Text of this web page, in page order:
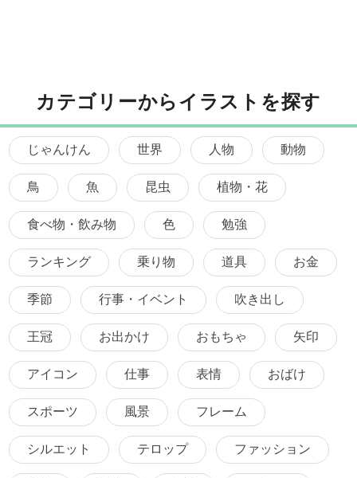
カテゴリーからイラストを探す
じゃんけん 世界 人物 動物
鳥 魚 昆虫 植物・花
食べ物・飲み物 色 勉強
ランキング 乗り物 道具 お金
季節 行事・イベント 吹き出し
王冠 お出かけ おもちゃ 矢印
アイコン 仕事 表情 おばけ
スポーツ 風景 フレーム
シルエット テロップ ファッション